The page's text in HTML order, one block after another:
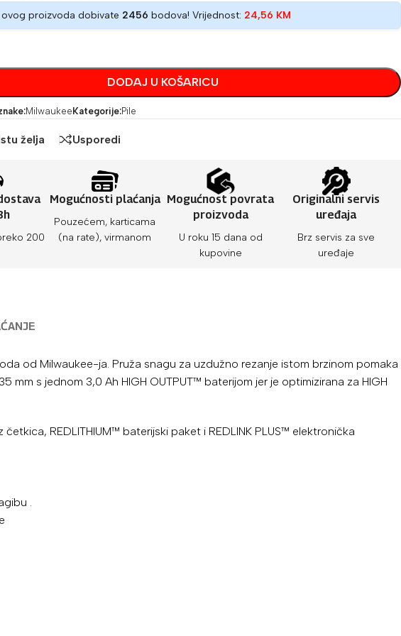
proizvoda dobivate 2456 bodova! Vrijednost: 24,56 KM
DODAJ U KOŠARICU
MilwaukeeKategorije:Pile
želja Usporedi
200
Mogućnosti plaćanja
Pouzećem, karticama
(na rate), virmanom
Mogućnost povrata
proizvoda
U roku 15 dana od
kupovine
Originalni servis
uređaja
Brz servis za sve
uređaje
od Milwaukee-ja. Pruža snagu za uzdužno rezanje istom brzinom pomaka
s jednom 3,0 Ah HIGH OUTPUT™ baterijom jer je optimizirana za HIGH
REDLITHIUM™ baterijski paket i REDLINK PLUS™ elektronička
.